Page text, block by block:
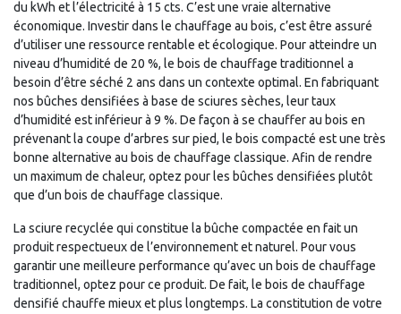
du kWh et l’électricité à 15 cts. C’est une vraie alternative
économique. Investir dans le chauffage au bois, c’est être assuré
d’utiliser une ressource rentable et écologique. Pour atteindre un
niveau d’humidité de 20 %, le bois de chauffage traditionnel a
besoin d’être séché 2 ans dans un contexte optimal. En fabriquant
nos bûches densifiées à base de sciures sèches, leur taux
d’humidité est inférieur à 9 %. De façon à se chauffer au bois en
prévenant la coupe d’arbres sur pied, le bois compacté est une très
bonne alternative au bois de chauffage classique. Afin de rendre
un maximum de chaleur, optez pour les bûches densifiées plutôt
que d’un bois de chauffage classique.
La sciure recyclée qui constitue la bûche compactée en fait un
produit respectueux de l’environnement et naturel. Pour vous
garantir une meilleure performance qu’avec un bois de chauffage
traditionnel, optez pour ce produit. De fait, le bois de chauffage
densifié chauffe mieux et plus longtemps. La constitution de votre